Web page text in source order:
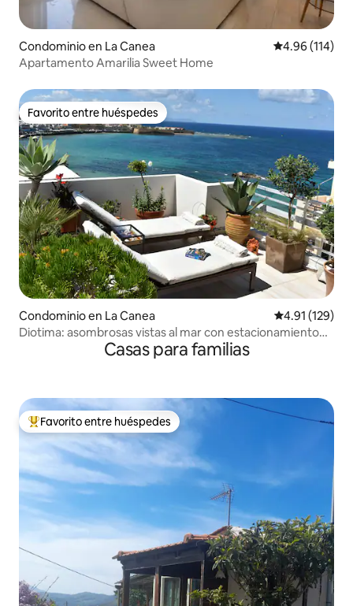
Condominio en La Canea Calificación
4.96 (114)
Apartamento Amarilia Sweet Home
Favorito entre huéspedes
Favorito entre huéspedes
Condominio en La Canea Calificación
4.91 (129)
Diotima: asombrosas vistas al mar con estacionamiento
Casas para familias
De los mejores en Favorito entre huéspedes
Favorito entre huéspedes